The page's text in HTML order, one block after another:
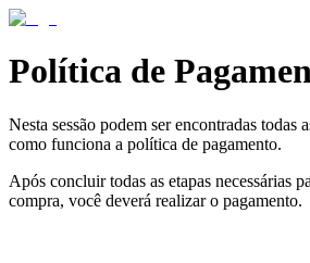
Política de
Nesta sessão podem ser encontradas todas
como funciona a política de pagamento.
Após concluir todas as etapas necessárias
compra, você deverá realizar o pagamento.